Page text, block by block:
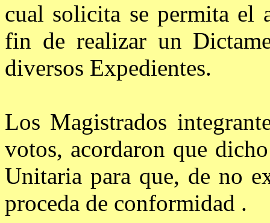
cual solicita se permita el
fin de realizar un
diversos Expedientes.
Los Magistrados
votos, acordaron que
Unitaria para que, de no
proceda de conformidad .